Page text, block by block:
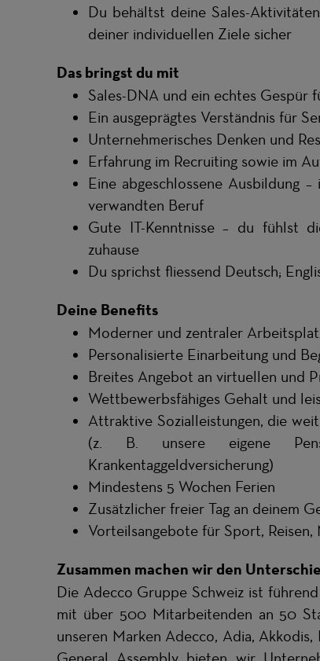
Du behältst deine Sales-
deiner individuellen Ziele sicher
Das bringst du mit
Sales-DNA und ein echtes Gespür
Ein ausgeprägtes Verständnis für
Unternehmerisches Denken und
Erfahrung im Recruiting sowie im
Eine abgeschlossene Ausbildung
verwandten Beruf
Gute IT-Kenntnisse – du fühlst
zuhause
Du sprichst fliessend Deutsch;
Deine Benefits
Moderner und zentraler
Personalisierte Einarbeitung und
Breites Angebot an virtuellen und
Wettbewerbsfähiges Gehalt und
Attraktive Sozialleistungen, die
(z. B. unsere eigene
Krankentaggeldversicherung)
Mindestens 5 Wochen Ferien
Zusätzlicher freier Tag an deinem
Vorteilsangebote für Sport, Reisen,
Zusammen machen wir den
Die Adecco Gruppe Schweiz ist
mit über 500 Mitarbeitenden an 50
unseren Marken Adecco, Adia,